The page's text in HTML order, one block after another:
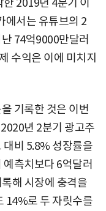
에서는 유튜브의 2
74억9000만달러
수익은 이에 미치지
기록한 것은 이번
년 2분기 광고주
대비 5.8% 성장률을
측치보다 6억달러
해 시장에 충격을
14%로 두 자릿수를